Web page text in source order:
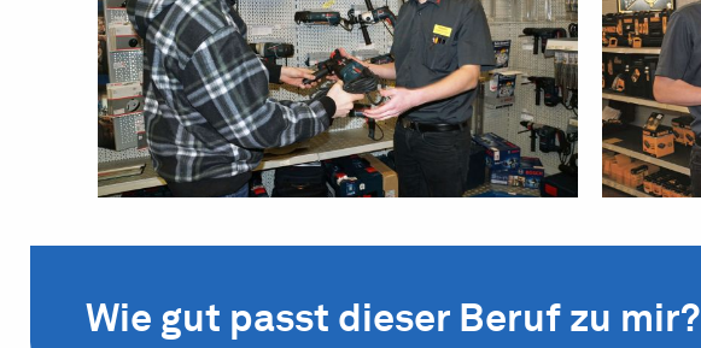
Wie gut passt dieser Beruf zu mir?